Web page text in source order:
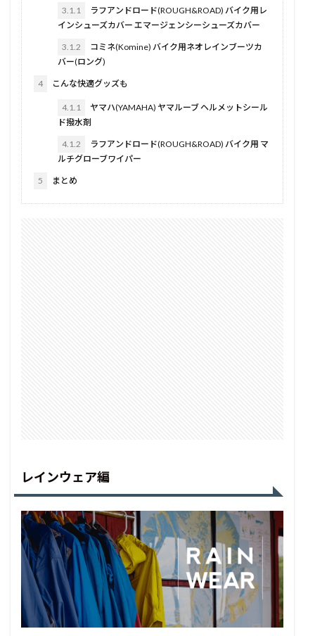
3.1.1
ラフアンドロード(ROUGH&ROAD) バイク用レ
インシューズカバー エマージェンシーシューズカバー
3.1.2
コミネ(Komine) バイク用ネオレインブーツカ
バー(ロング)
4 こんな快適グッズも
4.1.1
ヤマハ(YAMAHA) ヤマルーブ ヘルメットシール
ド撥水剤
4.1.2
ラフアンドロード(ROUGH&ROAD) バイク用 マ
ルチグローブワイパー
5 まとめ
レインウェア編